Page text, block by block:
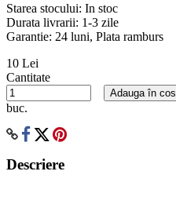
Starea stocului: In stoc
Durata livrarii: 1-3 zile
Garantie: 24 luni, Plata ramburs
10 Lei
Cantitate
buc.
Adauga în cos
Descriere